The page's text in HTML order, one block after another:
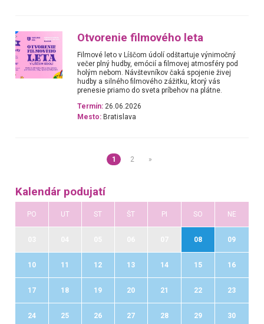
Otvorenie filmového leta
Filmové leto v Líščom údolí odštartuje výnimočný
večer plný hudby, emócií a filmovej atmosféry pod
holým nebom. Návštevníkov čaká spojenie živej
hudby a silného filmového zážitku, ktorý vás
prenesie priamo do sveta príbehov na plátne.
Termín: 26.06.2026
Mesto: Bratislava
1 2 »
Kalendár podujatí
PO UT ST ŠT PI SO NE
08 09
10 11 12 13 14 15 16
17 18 19 20 21 22 23
24 25 26 27 28 29 30